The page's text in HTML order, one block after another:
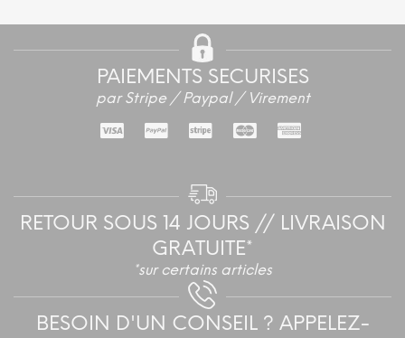
PAIEMENTS SECURISES
par Stripe / Paypal / Virement
RETOUR SOUS 14 JOURS // LIVRAISON
GRATUITE*
*sur certains articles
BESOIN D'UN CONSEIL ? APPELEZ-